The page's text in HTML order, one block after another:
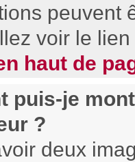
peuvent
voir le
haut de
puis-je
?
deux